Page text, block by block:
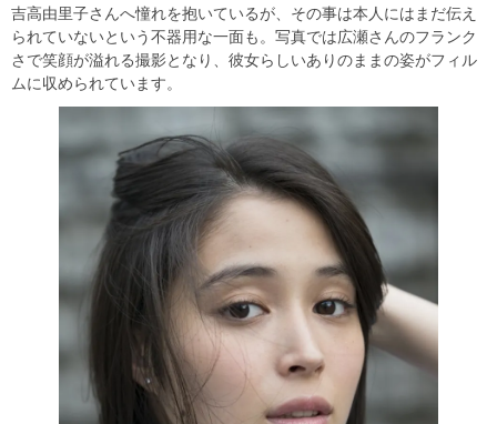
吉高由里子さんへ憧れを抱いているが、その事は本人にはまだ伝え
られていないという不器用な一面も。写真では広瀬さんのフランク
さで笑顔が溢れる撮影となり、彼女らしいありのままの姿がフィル
ムに収められています。